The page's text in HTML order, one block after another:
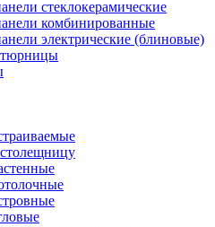
стеклокерамические
комбинированные
электрические (блиновые)